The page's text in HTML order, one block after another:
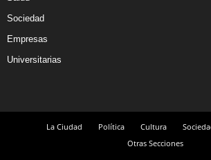
Sociedad
Empresas
Universitarias
La Ciudad Política Cultura
Otras Secciones